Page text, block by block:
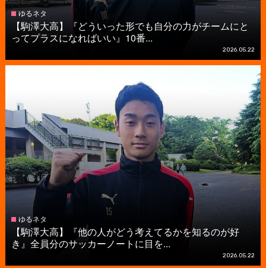
ゆるネタ
【駒澤大高】『どういった形でも自分の力がチームにと
ってプラスになればいい』10番...
2026.05.22
ゆるネタ
【駒澤大高】『他の人がどう考えてるかを知るのが好
き』全員分のサッカーノートに目を...
2026.05.22